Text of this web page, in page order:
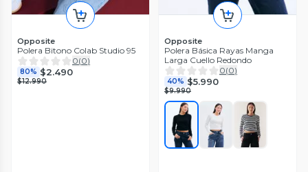
Opposite
Polera Bitono Colab Studio 95
0(0)
80% $2.490
$12.990
Opposite
Polera Básica Rayas Manga
Larga Cuello Redondo
0(0)
40% $5.990
$9.990